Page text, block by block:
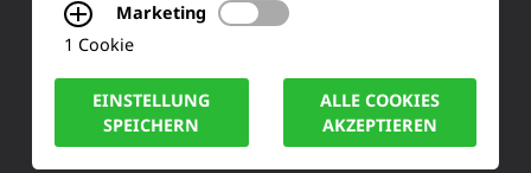
50170 Kerpen
Tel.: +49 (0) 2273-567 0
Marketing
1 Cookie
EINSTELLUNG
SPEICHERN
ALLE COOKIES
AKZEPTIEREN